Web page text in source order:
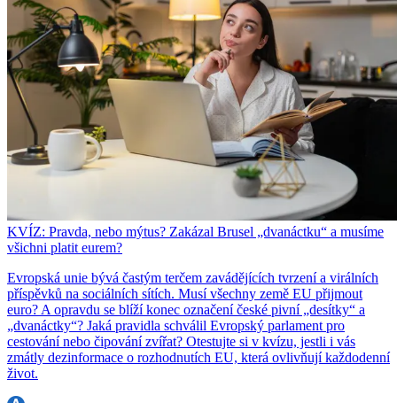
KVÍZ: Pravda, nebo mýtus? Zakázal Brusel „dvanáctku“ a musíme
všichni platit eurem?
Evropská unie bývá častým terčem zavádějících tvrzení a virálních
příspěvků na sociálních sítích. Musí všechny země EU přijmout
euro? A opravdu se blíží konec označení české pivní „desítky“ a
„dvanáctky“? Jaká pravidla schválil Evropský parlament pro
cestování nebo čipování zvířat? Otestujte si v kvízu, jestli i vás
zmátly dezinformace o rozhodnutích EU, která ovlivňují každodenní
život.